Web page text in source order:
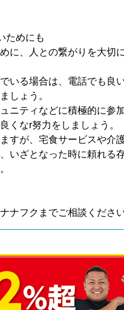
ためにも
に、人との繋がりを大切
いる場合は、電話でも良
しょう。
ニティなどに積極的に参加
くなr努力をしましょう。
すが、宅食サービスや介
いざとなった時に頼れる
ナフクまでご相談ください